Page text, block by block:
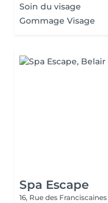
Soin du visage
Gommage Visage
Spa Escape
16, Rue des Franciscaines